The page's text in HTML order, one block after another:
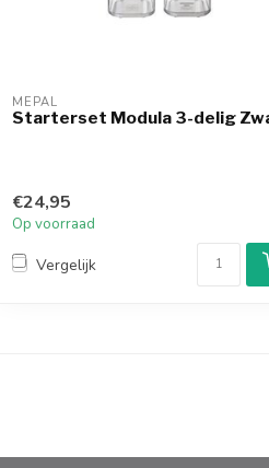
MEPAL
Starterset Modula 3-delig
€24,95
Op voorraad
Vergelijk